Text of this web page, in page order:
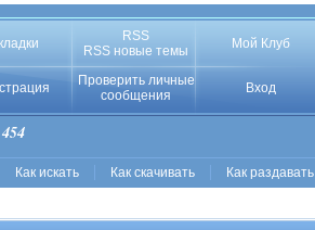
RSS
RSS новые темы
Мой Клуб
Проверить личные
сообщения
Вход
Как искать Как скачивать Как раздавать